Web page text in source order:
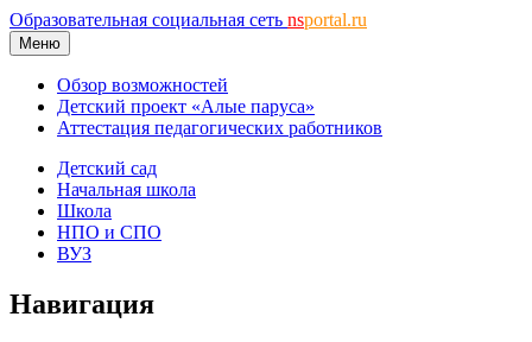
Образовательная социальная сеть nsportal.ru
Меню
Обзор возможностей
Детский проект «Алые паруса»
Аттестация педагогических работников
Детский сад
Начальная школа
Школа
НПО и СПО
ВУЗ
Навигация